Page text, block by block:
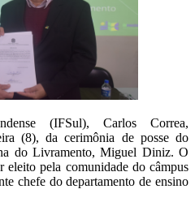
(IFSul), Carlos Correa,
(8), da cerimônia de posse do
do Livramento, Miguel Diniz. O
eleito pela comunidade do câmpus
chefe do departamento de ensino